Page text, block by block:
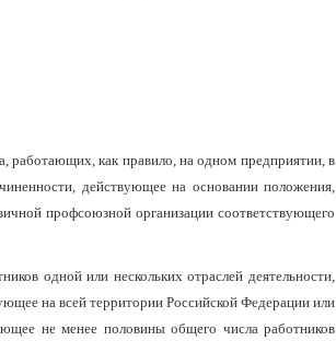
работающих, как правило, на одном предприятии, в
действующее на основании положения,
профсоюзной организации соответствующего
одной или нескольких отраслей деятельности,
на всей территории Российской Федерации или
не менее половины общего числа работников